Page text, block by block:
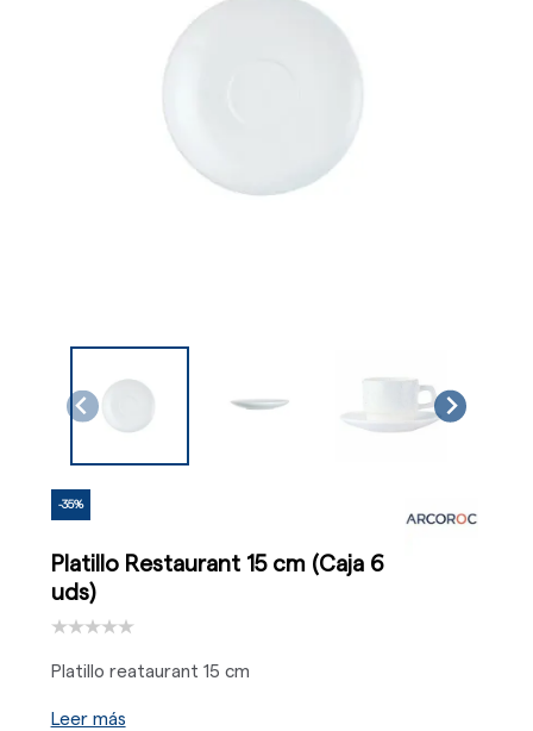
-35%
Platillo Restaurant 15 cm (Caja 6
uds)
Platillo reataurant 15 cm
Leer más